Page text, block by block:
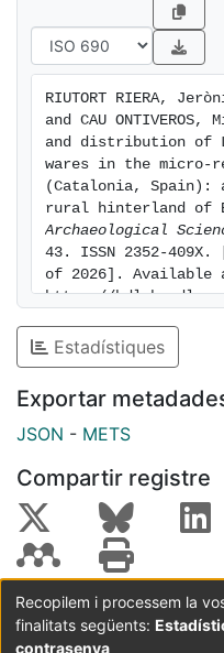
RIUTORT RIERA,
and CAU
and distribution of
wares in the micro-
(Catalonia, Spain):
rural hinterland of
Archaeological
43. ISSN 2352-
of 2026]. Available
https://
Estadístiques
Exportar
JSON - METS
Compartir registre
Coordinació:CRAI UB Avís legal
Metadades
subjectes a:
Recopilem i processem la
finalitats següents:
contrasenya